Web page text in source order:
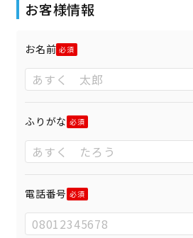
お客様情報
お名前
ふりがな
電話番号